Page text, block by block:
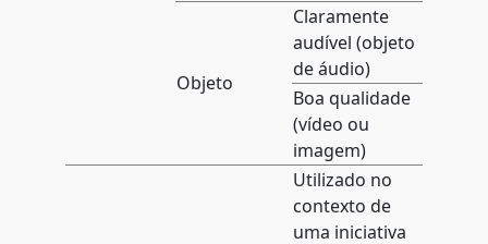
Objeto
Claramente
audível (objeto
de áudio)
Boa qualidade
(vídeo ou
imagem)
Utilizado no
contexto de
uma iniciativa